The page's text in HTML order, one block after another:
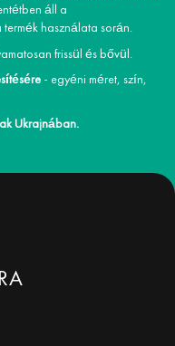
áll a
termék használata során.
frissül és bővül.
- egyéni méret, szín,
Ukrajnában.